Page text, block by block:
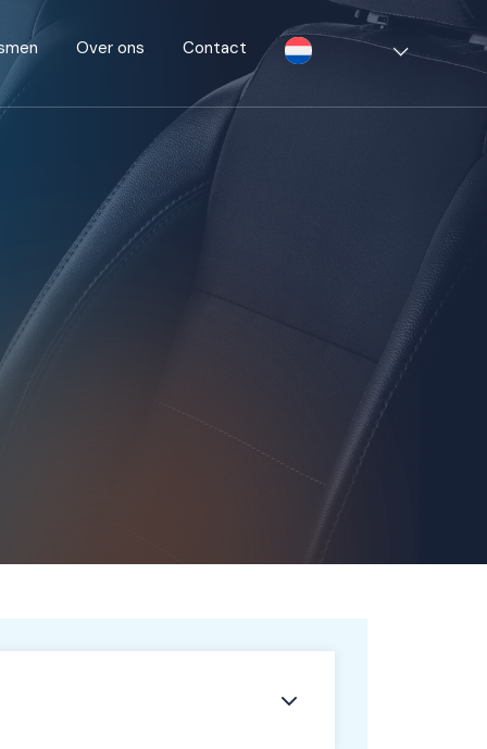
Over ons Contact